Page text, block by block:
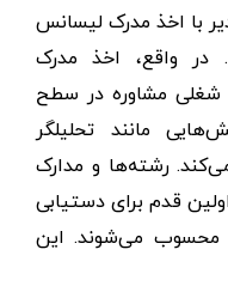
با اخذ مدرک لیسانس
در واقع، اخذ مدرک
شغلی مشاوره در سطح
مانند تحلیلگر
رشته‌ها و مدارک
قدم برای دستیابی
محسوب می‌شوند. این